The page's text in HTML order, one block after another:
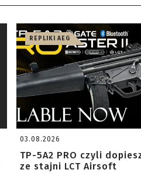
REPLIKI AEG
03.08.2026
TP-5A2 PRO czyli
ze stajni LCT Airsoft